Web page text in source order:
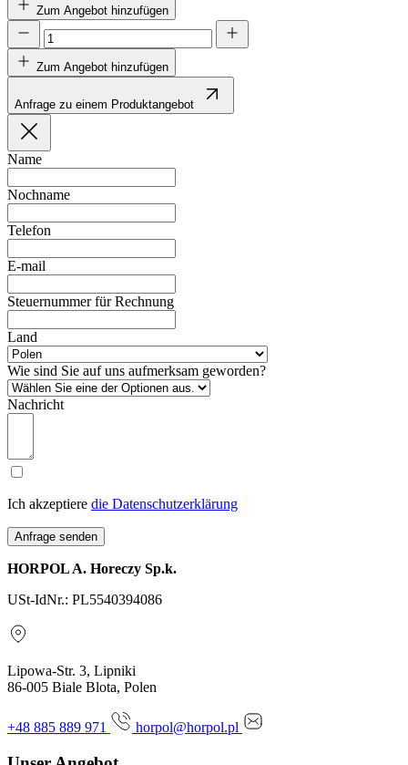
Zum Angebot hinzufügen
Zum Angebot hinzufügen
Anfrage zu einem Produktangebot
Name
Nochname
Telefon
E-mail
Steuernummer für Rechnung
Land
Wie sind Sie auf uns aufmerksam geworden?
Nachricht
Ich akzeptiere die Datenschutzerklärung
Anfrage senden
HORPOL A. Horeczy Sp.k.
USt-IdNr.: PL5540394086
Lipowa-Str. 3, Lipniki
86-005 Biale Blota, Polen
+48 885 889 971 horpol@horpol.pl